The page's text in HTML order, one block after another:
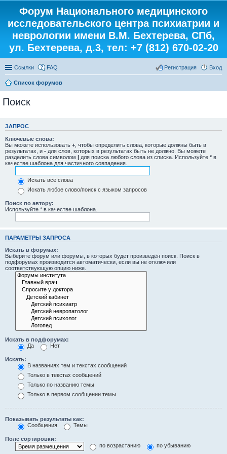
Форум Национального медицинского
исследовательского центра психиатрии и
неврологии имени В.М. Бехтерева, СПб,
ул. Бехтерева, д.3, тел: +7 (812) 670-02-20
Ссылки FAQ Вход
Регистрация
Список форумов
Поиск
ЗАПРОС
Ключевые слова:
Вы можете использовать + , чтобы определить слова, которые должны быть в
результатах, и - для слов, которых в результатах быть не должно. Вы можете
разделить слова символом | для поиска любого слова из списка. Используйте * в
качестве шаблона для частичного совпадения.
Искать все слова
Искать любое слово/поиск с языком запросов
Поиск по автору:
Используйте * в качестве шаблона.
ПАРАМЕТРЫ ЗАПРОСА
Искать в форумах:
Выберите форум или форумы, в которых будет произведён поиск. Поиск в
подфорумах производится автоматически, если вы не отключили
соответствующую опцию ниже.
Искать в подфорумах:
Да
Нет
Искать:
В названиях тем и текстах сообщений
Только в текстах сообщений
Только по названию темы
Только в первом сообщении темы
Показывать результаты как:
Сообщения
Темы
Поле сортировки:
по возрастанию
по убыванию